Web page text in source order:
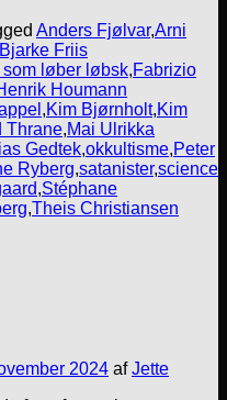
Anders Fjølvar,Arni
Bjarke Friis
løber løbsk,Fabrizio
Houmann
,Kim Bjørnholt,Kim
Thrane,Mai Ulrikka
Gedtek,okkultisme,Peter
Ryberg,satanister,science
,Stéphane
,Theis Christiansen
2024 afJette